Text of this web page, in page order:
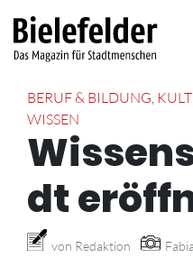
BERUF & BILDUNG,
WISSEN
dt
von Redaktion